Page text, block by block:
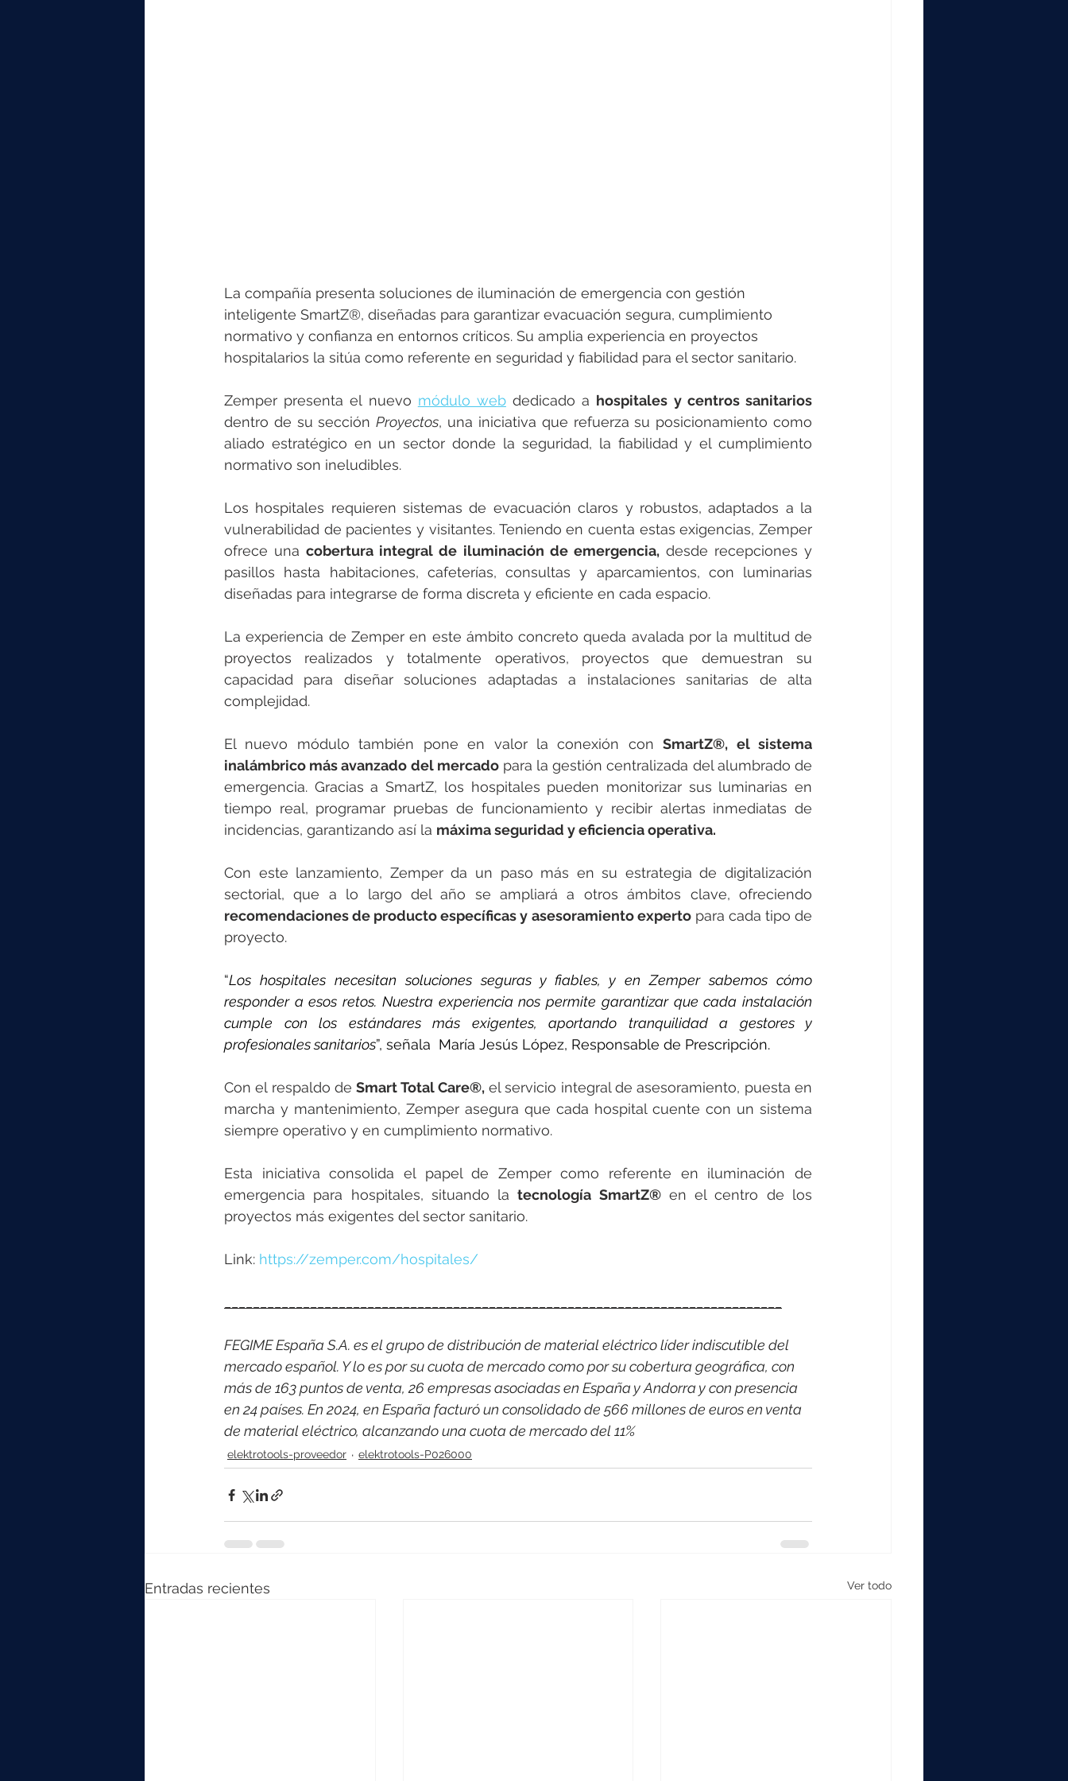
La compañía presenta soluciones de iluminación de emergencia con gestión
inteligente SmartZ®, diseñadas para garantizar evacuación segura, cumplimiento
normativo y confianza en entornos críticos. Su amplia experiencia en proyectos
hospitalarios la sitúa como referente en seguridad y fiabilidad para el sector sanitario.
Zemper presenta el nuevo módulo web dedicado a hospitales y centros sanitarios
dentro de su sección Proyectos, una iniciativa que refuerza su posicionamiento como
aliado estratégico en un sector donde la seguridad, la fiabilidad y el cumplimiento
normativo son ineludibles.
Los hospitales requieren sistemas de evacuación claros y robustos, adaptados a la
vulnerabilidad de pacientes y visitantes. Teniendo en cuenta estas exigencias, Zemper
ofrece una cobertura integral de iluminación de emergencia, desde recepciones y
pasillos hasta habitaciones, cafeterías, consultas y aparcamientos, con luminarias
diseñadas para integrarse de forma discreta y eficiente en cada espacio.
La experiencia de Zemper en este ámbito concreto queda avalada por la multitud de
proyectos realizados y totalmente operativos, proyectos que demuestran su
capacidad para diseñar soluciones adaptadas a instalaciones sanitarias de alta
complejidad.
El nuevo módulo también pone en valor la conexión con SmartZ®, el sistema
inalámbrico más avanzado del mercado para la gestión centralizada del alumbrado de
emergencia. Gracias a SmartZ, los hospitales pueden monitorizar sus luminarias en
tiempo real, programar pruebas de funcionamiento y recibir alertas inmediatas de
incidencias, garantizando así la máxima seguridad y eficiencia operativa.
Con este lanzamiento, Zemper da un paso más en su estrategia de digitalización
recomendaciones de producto específicas y asesoramiento experto para cada tipo de
proyecto.
“Los hospitales necesitan soluciones seguras y fiables, y en Zemper sabemos cómo
responder a esos retos. Nuestra experiencia nos permite garantizar que cada instalación
cumple con los estándares más exigentes, aportando tranquilidad a gestores y
profesionales sanitarios”, señala  María Jesús López, Responsable de Prescripción.
Con el respaldo de Smart Total Care®, el servicio integral de asesoramiento, puesta en
marcha y mantenimiento, Zemper asegura que cada hospital cuente con un sistema
siempre operativo y en cumplimiento normativo.
Esta iniciativa consolida el papel de Zemper como referente en iluminación de
emergencia para hospitales, situando la tecnología SmartZ® en el centro de los
proyectos más exigentes del sector sanitario.
Link: https://zemper.com/hospitales/
FEGIME España S.A. es el grupo de distribución de material eléctrico líder indiscutible del
mercado español. Y lo es por su cuota de mercado como por su cobertura geográfica, con
más de 163 puntos de venta, 26 empresas asociadas en España y Andorra y con presencia
en 24 países. En 2024, en España facturó un consolidado de 566 millones de euros en venta
de material eléctrico, alcanzando una cuota de mercado del 11%
elektrotools-proveedor elektrotools-P026000
Entradas recientes Ver todo